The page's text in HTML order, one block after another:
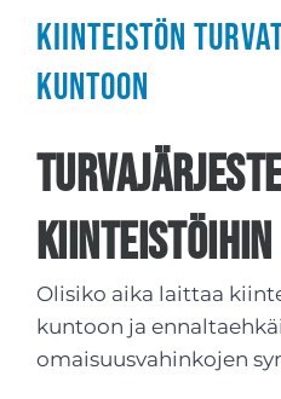
Kiinteistön
kuntoon
kiinteistöihin
Olisiko aika laittaa
kuntoon ja
omaisuusvahinkojen